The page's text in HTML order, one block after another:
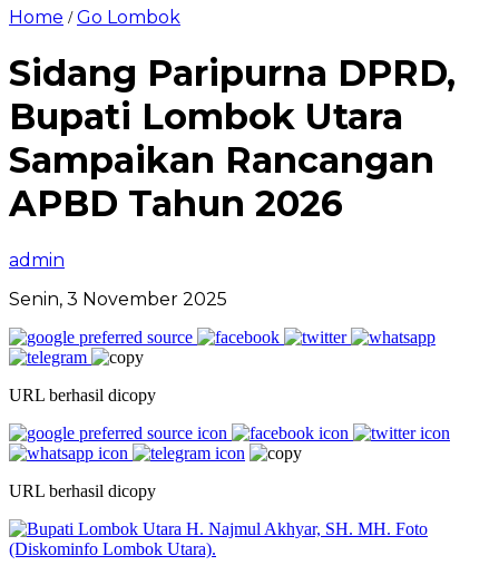
Home /Go Lombok
Sidang Paripurna DPRD,
Bupati Lombok Utara
Sampaikan Rancangan
APBD Tahun 2026
admin
Senin, 3 November 2025
URL berhasil dicopy
URL berhasil dicopy